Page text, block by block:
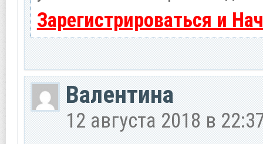
Зарегистрироваться и
Валентина
12 августа 2018 в